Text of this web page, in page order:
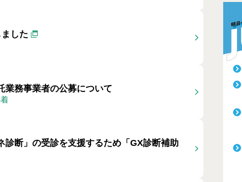
した
業務事業者の公募について
診断」の受診を支援するため「GX診断補助